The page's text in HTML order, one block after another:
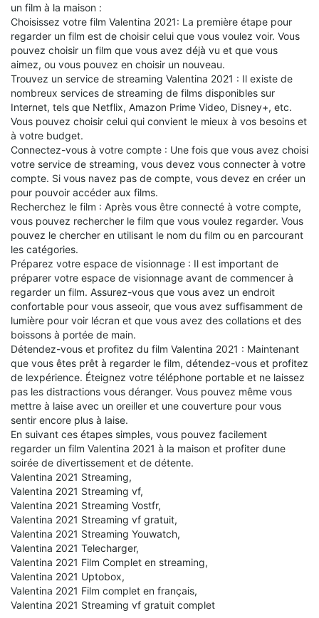
un film à la maison :
Choisissez votre film Valentina 2021: La première étape pour
regarder un film est de choisir celui que vous voulez voir. Vous
pouvez choisir un film que vous avez déjà vu et que vous
aimez, ou vous pouvez en choisir un nouveau.
Trouvez un service de streaming Valentina 2021 : Il existe de
nombreux services de streaming de films disponibles sur
Internet, tels que Netflix, Amazon Prime Video, Disney+, etc.
Vous pouvez choisir celui qui convient le mieux à vos besoins et
à votre budget.
Connectez-vous à votre compte : Une fois que vous avez choisi
votre service de streaming, vous devez vous connecter à votre
compte. Si vous navez pas de compte, vous devez en créer un
pour pouvoir accéder aux films.
Recherchez le film : Après vous être connecté à votre compte,
vous pouvez rechercher le film que vous voulez regarder. Vous
pouvez le chercher en utilisant le nom du film ou en parcourant
les catégories.
Préparez votre espace de visionnage : Il est important de
préparer votre espace de visionnage avant de commencer à
regarder un film. Assurez-vous que vous avez un endroit
confortable pour vous asseoir, que vous avez suffisamment de
lumière pour voir lécran et que vous avez des collations et des
boissons à portée de main.
Détendez-vous et profitez du film Valentina 2021 : Maintenant
que vous êtes prêt à regarder le film, détendez-vous et profitez
de lexpérience. Éteignez votre téléphone portable et ne laissez
pas les distractions vous déranger. Vous pouvez même vous
mettre à laise avec un oreiller et une couverture pour vous
sentir encore plus à laise.
En suivant ces étapes simples, vous pouvez facilement
regarder un film Valentina 2021 à la maison et profiter dune
soirée de divertissement et de détente.
Valentina 2021 Streaming,
Valentina 2021 Streaming vf,
Valentina 2021 Streaming Vostfr,
Valentina 2021 Streaming vf gratuit,
Valentina 2021 Streaming Youwatch,
Valentina 2021 Telecharger,
Valentina 2021 Film Complet en streaming,
Valentina 2021 Uptobox,
Valentina 2021 Film complet en français,
Valentina 2021 Streaming vf gratuit complet